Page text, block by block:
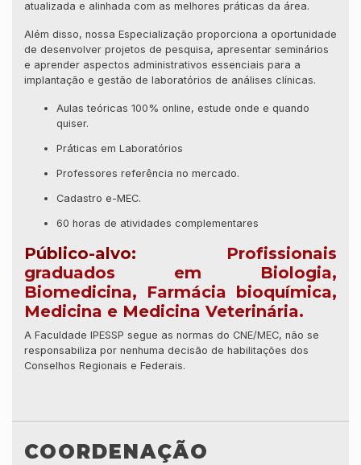
atualizada e alinhada com as melhores práticas da área.
Além disso, nossa Especialização proporciona a oportunidade
de desenvolver projetos de pesquisa, apresentar seminários
e aprender aspectos administrativos essenciais para a
implantação e gestão de laboratórios de análises clínicas.
Aulas teóricas 100% online, estude onde e quando
quiser.
Práticas em Laboratórios
Professores referência no mercado.
Cadastro e-MEC.
60 horas de atividades complementares
Público-alvo: Profissionais
graduados em Biologia,
Biomedicina, Farmácia bioquímica,
Medicina e Medicina Veterinária.
A Faculdade IPESSP segue as normas do CNE/MEC, não se
responsabiliza por nenhuma decisão de habilitações dos
Conselhos Regionais e Federais.
COORDENAÇÃO